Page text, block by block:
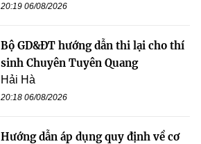
20:19 06/08/2026
Bộ GD&ĐT hướng dẫn thi lại cho thí
sinh Chuyên Tuyên Quang
Hải Hà
20:18 06/08/2026
Hướng dẫn áp dụng quy định về cơ